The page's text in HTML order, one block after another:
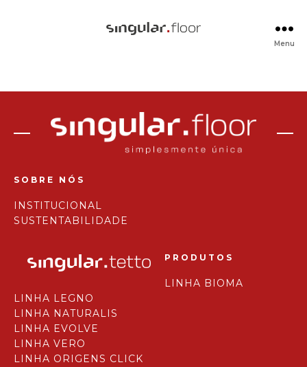
Menu
SOBRE NÓS
INSTITUCIONAL
SUSTENTABILIDADE
PRODUTOS
LINHA BIOMA
LINHA LEGNO
LINHA NATURALIS
LINHA EVOLVE
LINHA VERO
LINHA ORIGENS CLICK